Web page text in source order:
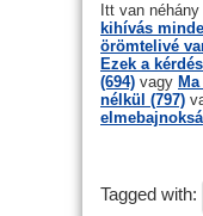
Itt van
kihívás
örömtelivé
Ezek a
(694) vagy
nélkül (797)
Tagged with: